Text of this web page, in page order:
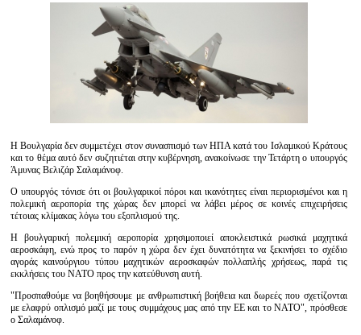
Η Βουλγαρία δεν συμμετέχει στον συνασπισμό των ΗΠΑ κατά του Ισλαμικού Κράτους
και το θέμα αυτό δεν συζητιέται στην κυβέρνηση, ανακοίνωσε την Τετάρτη ο υπουργός
Άμυνας Βελιζάρ Σαλαμάνοφ.
Ο υπουργός τόνισε ότι οι βουλγαρικοί πόροι και ικανότητες είναι περιορισμένοι και η
πολεμική αεροπορία της χώρας δεν μπορεί να λάβει μέρος σε κοινές επιχειρήσεις
τέτοιας κλίμακας λόγω του εξοπλισμού της.
Η βουλγαρική πολεμική αεροπορία χρησιμοποιεί αποκλειστικά ρωσικά μαχητικά
αεροσκάφη, ενώ προς το παρόν η χώρα δεν έχει δυνατότητα να ξεκινήσει το σχέδιο
αγοράς καινούργιου τύπου μαχητικών αεροσκαφών πολλαπλής χρήσεως, παρά τις
εκκλήσεις του ΝΑΤΟ προς την κατεύθυνση αυτή.
"Προσπαθούμε να βοηθήσουμε με ανθρωπιστική βοήθεια και δωρεές που σχετίζονται
με ελαφρύ οπλισμό μαζί με τους συμμάχους μας από την ΕΕ και το ΝΑΤΟ", πρόσθεσε
ο Σαλαμάνοφ.